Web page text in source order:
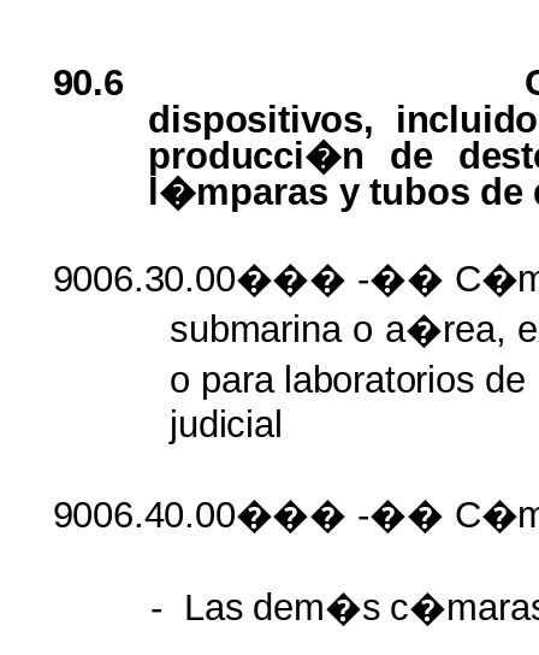
90.6
dispositivos,
producci�n
de
l�mparas y tubos de
9006.30.00��� -��
submarina o a�rea,
o para laboratorios de
judicial
9006.40.00��� -��
- Las dem�s